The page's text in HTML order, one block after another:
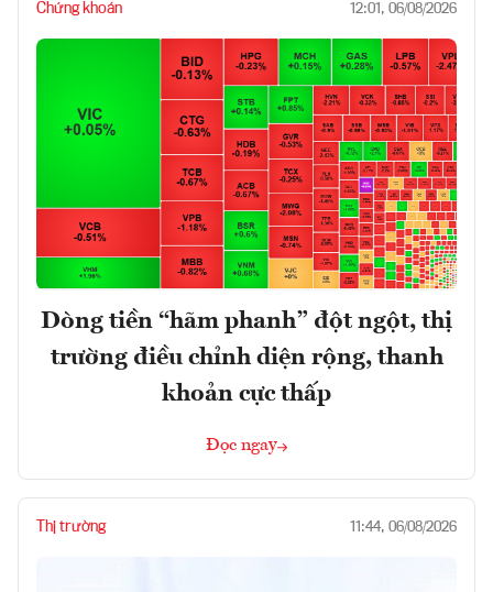
Chứng khoán 12:01, 06/08/2026
Dòng tiền “hãm phanh” đột ngột, thị
trường điều chỉnh diện rộng, thanh
khoản cực thấp
Đọc ngay
Thị trường 11:44, 06/08/2026